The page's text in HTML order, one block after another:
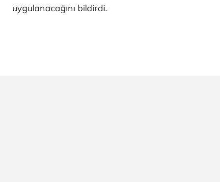
uygulanacağını bildirdi.